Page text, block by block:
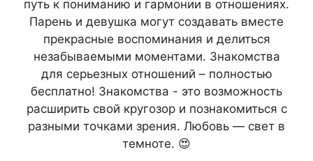
путь к пониманию и гармонии в отношениях.
Парень и девушка могут создавать вместе
прекрасные воспоминания и делиться
незабываемыми моментами. Знакомства
для серьезных отношений – полностью
бесплатно! Знакомства - это возможность
расширить свой кругозор и познакомиться с
разными точками зрения. Любовь — свет в
темноте. 😍